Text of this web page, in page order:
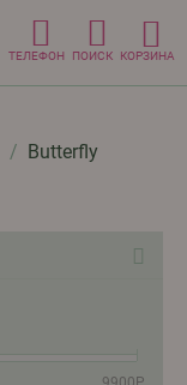
ТЕЛЕФОН ПОИСК КОРЗИНА
/ Butterfly